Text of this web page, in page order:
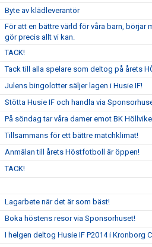
Byte av klädleverantör
För att en bättre värld för våra barn, börjar
gör precis allt vi kan.
TACK!
Tack till alla spelare som deltog på årets
Julens bingolotter säljer lagen i Husie IF!
Stötta Husie IF och handla via
På söndag tar våra damer emot BK
Tillsammans för ett bättre matchklimat!
Anmälan till årets Höstfotboll är öppen!
TACK!
Lagarbete när det är som bäst!
Boka höstens resor via Sponsorhuset!
I helgen deltog Husie IF P2014 i Kronborg